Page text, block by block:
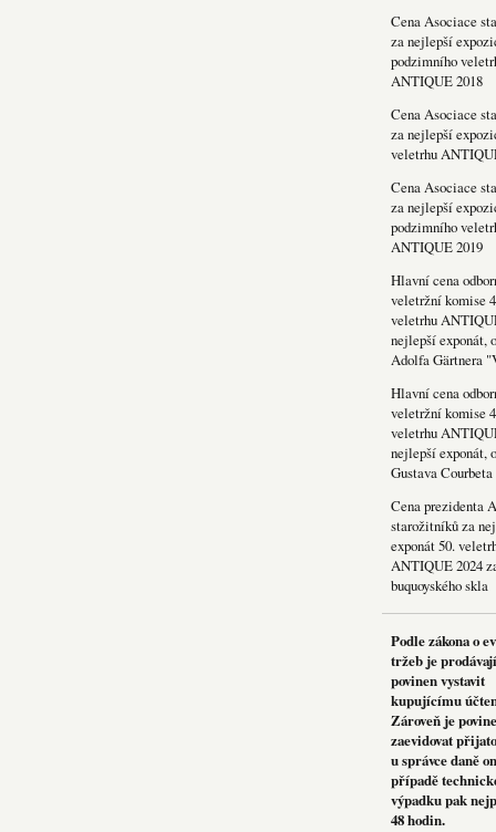
Cena Asociace
za nejlepší
podzimního
ANTIQUE 2018
Cena Asociace
za nejlepší
veletrhu
Cena Asociace
za nejlepší
podzimního
ANTIQUE 2019
Hlavní cena
veletržní komise
veletrhu
nejlepší exponát,
Adolfa Gärtnera
Hlavní cena
veletržní komise
veletrhu
nejlepší exponát,
Gustava
Cena prezidenta
starožitníků za
exponát 50.
ANTIQUE 2024
buquoyského skla
Podle zákona o
tržeb je
povinen vystavit
kupujícímu
Zároveň je
zaevidovat
u správce daně
případě
výpadku pak
48 hodin.